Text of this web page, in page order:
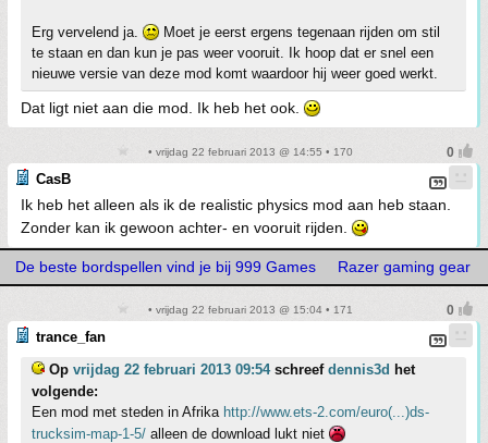
Erg vervelend ja.
Moet je eerst ergens tegenaan rijden om stil
te staan en dan kun je pas weer vooruit. Ik hoop dat er snel een
nieuwe versie van deze mod komt waardoor hij weer goed werkt.
Dat ligt niet aan die mod. Ik heb het ook.
• vrijdag 22 februari 2013 @ 14:55 • 170
CasB
Ik heb het alleen als ik de realistic physics mod aan heb staan.
Zonder kan ik gewoon achter- en vooruit rijden.
De beste bordspellen vind je bij 999 Games Razer gaming gear
• vrijdag 22 februari 2013 @ 15:04 • 171
trance_fan
Op vrijdag 22 februari 2013 09:54schreef dennis3d het
volgende:
Een mod met steden in Afrika http://www.ets-2.com/euro(...)ds-
trucksim-map-1-5/ alleen de download lukt niet